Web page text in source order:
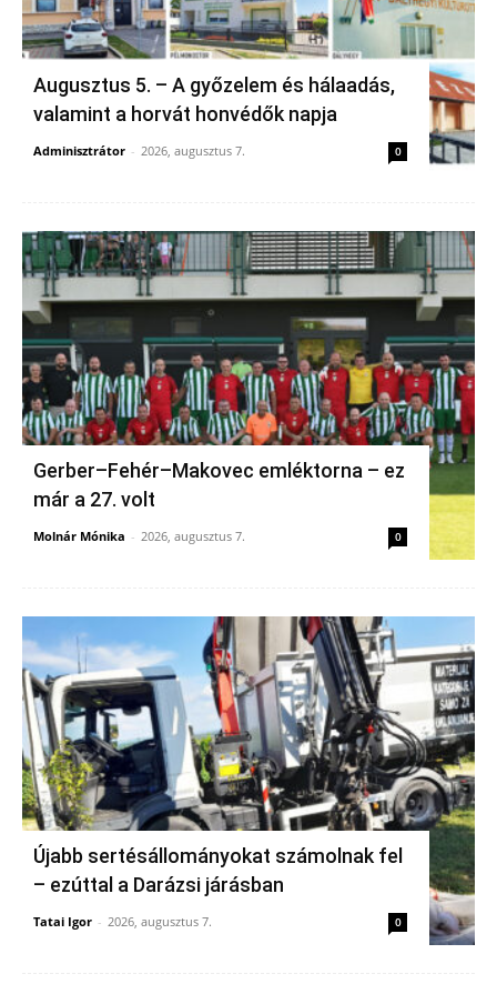
Augusztus 5. – A győzelem és hálaadás,
valamint a horvát honvédők napja
Adminisztrátor - 2026, augusztus 7. 0
Gerber–Fehér–Makovec emléktorna – ez
már a 27. volt
Molnár Mónika - 2026, augusztus 7. 0
Újabb sertésállományokat számolnak fel
– ezúttal a Darázsi járásban
Tatai Igor - 2026, augusztus 7. 0